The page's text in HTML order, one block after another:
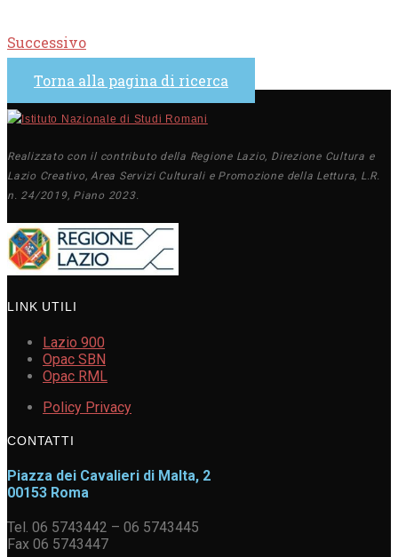
Successivo
Torna alla pagina di ricerca
Realizzato con il contributo della Regione Lazio, Direzione Cultura e
Lazio Creativo, Area Servizi Culturali e Promozione della Lettura, L.R.
n. 24/2019, Piano 2023.
LINK UTILI
Lazio 900
Opac SBN
Opac RML
Policy Privacy
CONTATTI
Piazza dei Cavalieri di Malta, 2
00153 Roma
Tel. 06 5743442 – 06 5743445
Fax 06 5743447